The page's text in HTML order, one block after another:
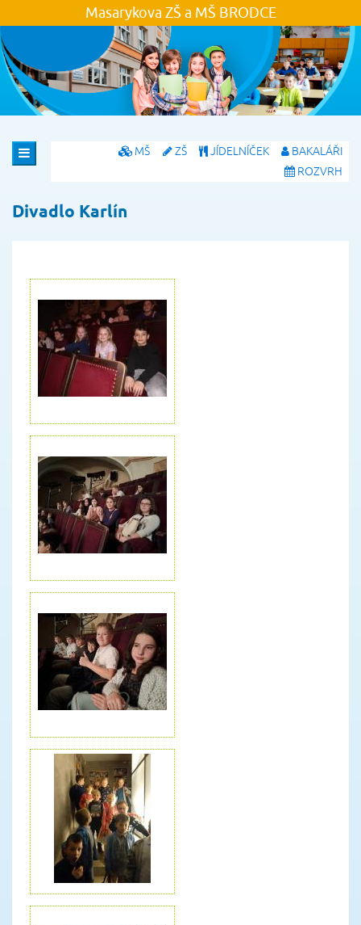
Masarykova ZŠ a MŠ BRODCE
MŠ ZŠ JÍDELNÍČEK
BAKALÁŘI
ROZVRH
Divadlo Karlín